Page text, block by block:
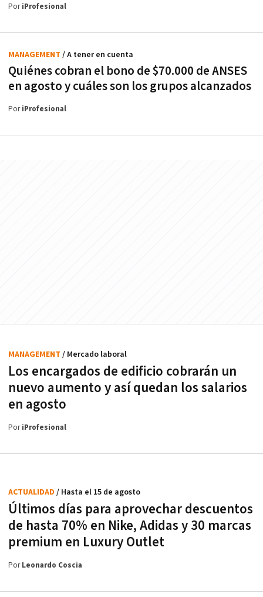
PoriProfesional
Quiénes cobran el bono de $70.000 de ANSES
en agosto y cuáles son los grupos alcanzados
MANAGEMENT / A tener en cuenta
PoriProfesional
Los encargados de edificio cobrarán un
nuevo aumento y así quedan los salarios
en agosto
MANAGEMENT / Mercado laboral
PoriProfesional
Últimos días para aprovechar descuentos
de hasta 70% en Nike, Adidas y 30 marcas
premium en Luxury Outlet
ACTUALIDAD / Hasta el 15 de agosto
PorLeonardo Coscia